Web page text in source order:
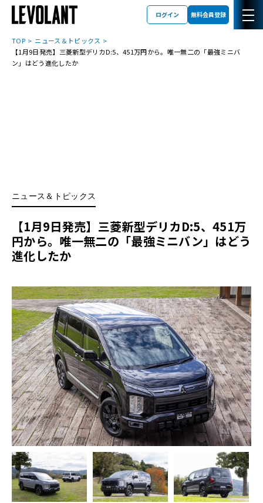
ログイン 無料会員登録
TOP
ニュース＆トピックス
【1月9日発売】三菱新型デリカD:5、451万円から。唯一無二の「最強ミニバ
ン」はどう進化したか
ニュース＆トピックス
【1月9日発売】三菱新型デリカD:5、451万
円から。唯一無二の「最強ミニバン」はどう
進化したか